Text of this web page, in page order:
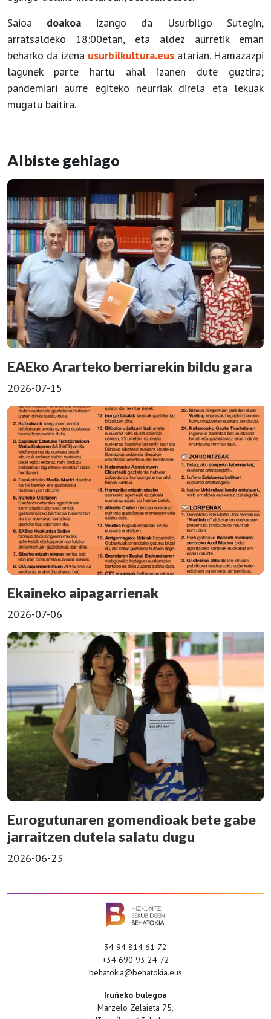
Saioa doakoa izango da Usurbilgo Sutegin,
arratsaldeko 18:00etan, eta aldez aurretik eman
beharko da izena usurbilkultura.eus atarian. Hamazazpi
lagunek parte hartu ahal izanen dute guztira;
pandemiari aurre egiteko neurriak direla eta lekuak
mugatu baitira.
Albiste gehiago
EAEko Ararteko berriarekin bildu gara
2026-07-15
Ekaineko aipagarrienak
2026-07-06
Eurogutunaren gomendioak bete gabe
jarraitzen dutela salatu dugu
2026-06-23
34 94 814 61 72
+34 690 93 24 72
behatokia@behatokia.eus
Iruñeko bulegoa
Marzelo Zelaieta 75,